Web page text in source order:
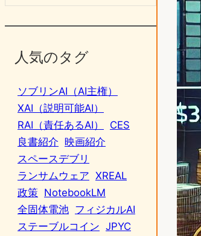
人気のタグ
ソブリンAI（AI主権）
XAI（説明可能AI）
RAI（責任あるAI）
CES
良書紹介 映画紹介
スペースデブリ
ランサムウェア XREAL
政策 NotebookLM
全固体電池 フィジカルAI
ステーブルコイン JPYC